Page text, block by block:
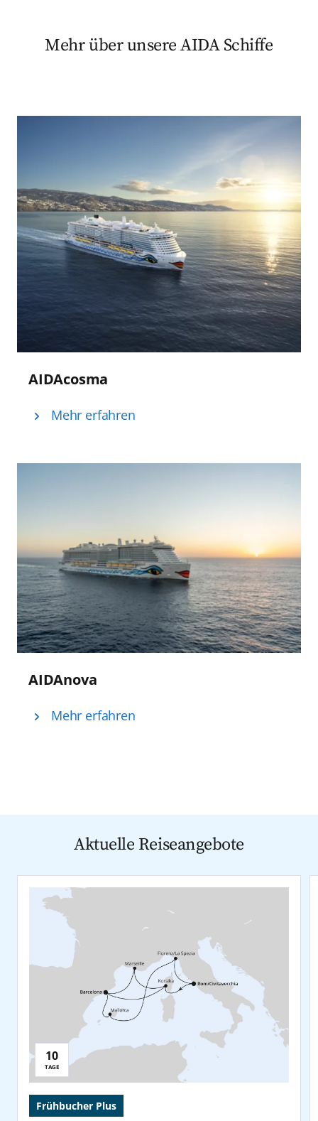
Mehr über unsere AIDA Schiffe
AIDAcosma
Mehr erfahren
AIDAnova
Mehr erfahren
Aktuelle Reiseangebote
Reisedauer:
10
TAGE
Frühbucher Plus